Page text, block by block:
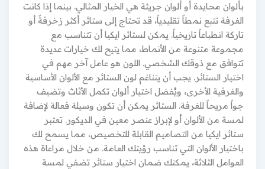
بألوان محايدة أو ألوان جريئة هي الخيار المثالي. بينما إذا كانت
الغرفة تتبع نمطاً تقليدياً، قد تحتاج إلى ستائر أكثر زخرفةً أو
تاركة انطباعاً تاريخياً. يمكن لستائر ايكيا أن تتناسب مع
مجموعة متنوعة من الأنماط، مما يتيح لك خيارات عديدة
تتوافق مع ذوقك الشخصي. اللون هو عامل آخر مهم في
اختيار الستائر. يجب أن يتناغم لون الستائر مع الألوان الأساسية
والغرفية الأخرى، ويُفضل اختيار ألوان تكمل الأثاث وتضيف
جواً مريحاً للغرفة. الستائر يمكن أن تكون وسيلة فعالة لإضافة
لمسة من الألوان أو لإبراز عنصر معين في الديكور. تعتبر
ستائر ايكيا من التصاميم القابلة للتخصيص، مما يسمح لك
باختيار الألوان التي تناسب رؤيتك العامة. من خلال مراعاة هذه
العوامل الثلاثة، يمكنك ضمان اختيار ستائر تضفي لمسة